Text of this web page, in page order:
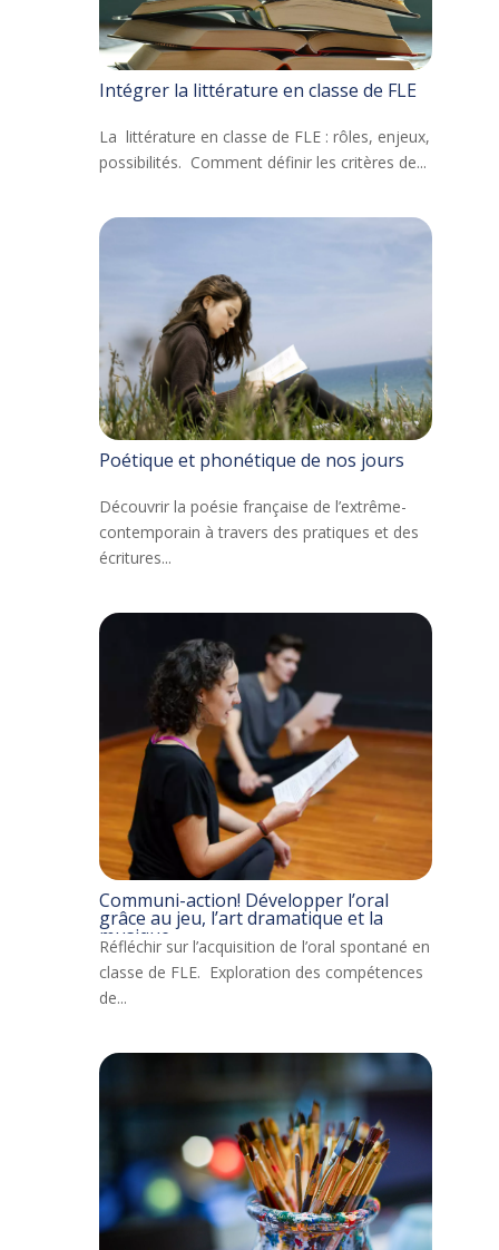
Intégrer la littérature en classe de FLE
La littérature en classe de FLE : rôles, enjeux,
possibilités. Comment définir les critères de...
Poétique et phonétique de nos jours
Découvrir la poésie française de l’extrême-
contemporain à travers des pratiques et des
écritures...
Communi-action! Développer l’oral
grâce au jeu, l’art dramatique et la
musique
Réfléchir sur l’acquisition de l’oral spontané en
classe de FLE. Exploration des compétences
de...